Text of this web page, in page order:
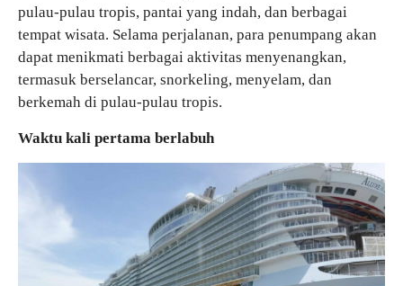
pulau-pulau tropis, pantai yang indah, dan berbagai
tempat wisata. Selama perjalanan, para penumpang akan
dapat menikmati berbagai aktivitas menyenangkan,
termasuk berselancar, snorkeling, menyelam, dan
berkemah di pulau-pulau tropis.
Waktu kali pertama berlabuh